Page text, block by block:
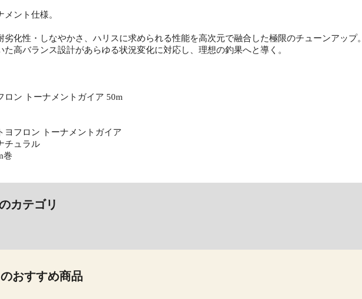
メント仕様。
劣化性・しなやかさ、ハリスに求められる性能を高次元で融合した極限のチューンアップ。
た高バランス設計があらゆる状況変化に対応し、理想の釣果へと導く。
ン トーナメントガイア 50m
ヨフロン トーナメントガイア
チュラル
巻
カテゴリ
おすすめ商品